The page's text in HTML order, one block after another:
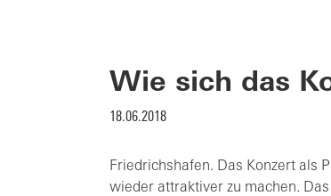
Wie sich das
18.06.2018
Friedrichshafen. Das Konzert als
wieder attraktiver zu machen.